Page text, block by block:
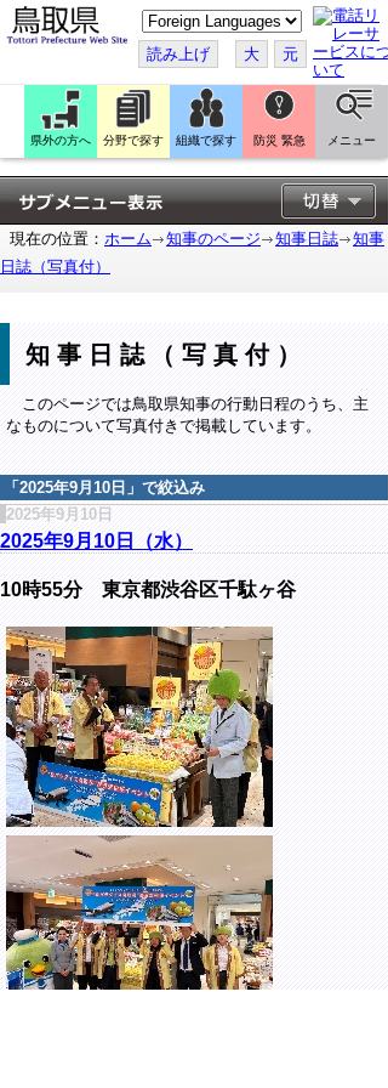
こ
の
ペ
ー
ジ
翻
訳
す
る
読み上げ 大 元
県外の方へ 分野で探す 組織で探す 防災 緊急 メニュー
現在の位置： ホーム 知事のページ 知事日誌
知事
日誌（写真付）
知事日誌（写真付）
このページでは鳥取県知事の行動日程のうち、主
なものについて写真付きで掲載しています。
「 2025年9月10日 」で絞込み
2025年9月10日
2025年9月10日（水）
10時55分 東京都渋谷区千駄ヶ谷